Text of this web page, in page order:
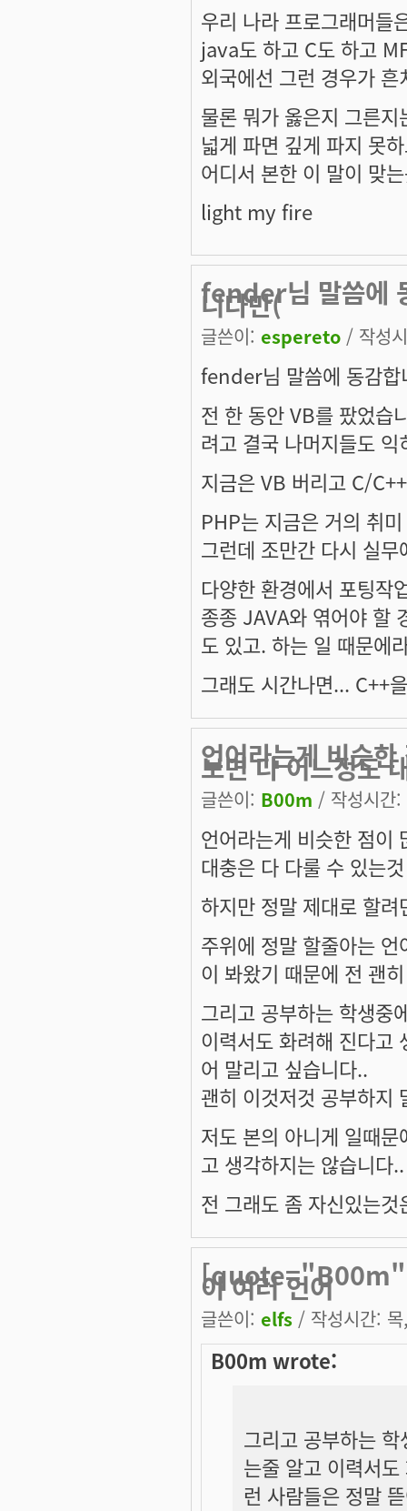
우리 나라 프로그래머들
java도 하고 C도 하고
외국에선 그런 경우가
물론 뭐가 옳은지 그른
넓게 파면 깊게 파지 못
어디서 본한 이 말이 맞
light my fire
fender님 말씀에
니다만(
글쓴이: espereto / 작성
fender님 말씀에 동감합
전 한 동안 VB를 팠었습
려고 결국 나머지들도 익
지금은 VB 버리고 C/
PHP는 지금은 거의 취
그런데 조만간 다시 실
다양한 환경에서 포팅작
종종 JAVA와 엮어야 할
도 있고. 하는 일 때문에
그래도 시간나면... C++
언어라는게 비슷
보면 다 어느정도
글쓴이: B00m / 작성시간
언어라는게 비슷한 점이
대충은 다 다룰 수 있는
하지만 정말 제대로 할
주위에 정말 할줄아는
이 봐왔기 때문에 전 괜
그리고 공부하는 학생중
이력서도 화려해 진다고
어 말리고 싶습니다..
괜히 이것저것 공부하지
저도 본의 아니게 일때
고 생각하지는 않습니다..
전 그래도 좀 자신있는
[quote="B00m"]
이 여러 언어
글쓴이: elfs / 작성시간:
B00m wrote:
그리고 공부하는
는줄 알고 이력서
런 사람들은 정말